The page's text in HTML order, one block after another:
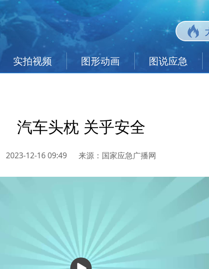
实拍视频 图形动画 图说应急
汽车头枕 关乎安全
2023-12-16 09:49 来源： 国家应急广播网
播
放